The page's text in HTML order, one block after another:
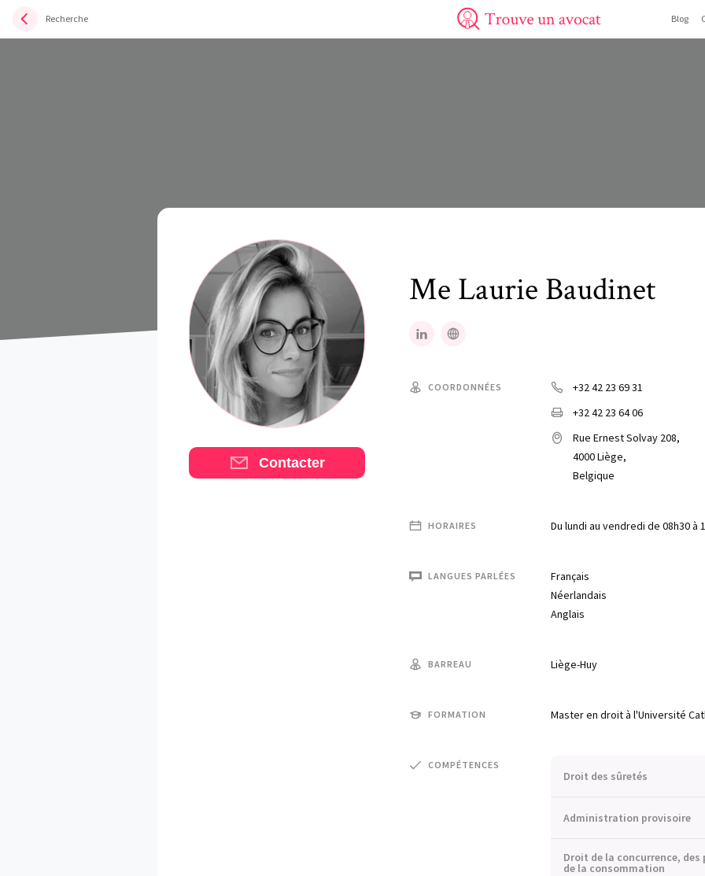
Recherche
Trouve un avocat
Blog
Me Laurie Baudinet
LinkedInSite web
COORDONNÉES
+32 42 23 69 31
+32 42 23 64 06
Rue Ernest Solvay 208,
4000 Liège,
Belgique
HORAIRES Du lundi au vendredi de 08h30 à
LANGUES PARLÉES
Français
Néerlandais
Anglais
BARREAU Liège-Huy
FORMATION Master en droit à l'Université
COMPÉTENCES
Droit des sûretés
Administration provisoire
Droit de la concurrence,
de la consommation
Contacter